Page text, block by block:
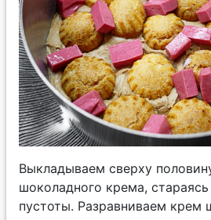
Выкладываем сверху
шоколадного крема, стараясь
пустоты. Разравниваем крем